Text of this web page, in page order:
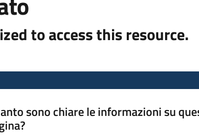
to access this resource.
sono chiare le informazioni su